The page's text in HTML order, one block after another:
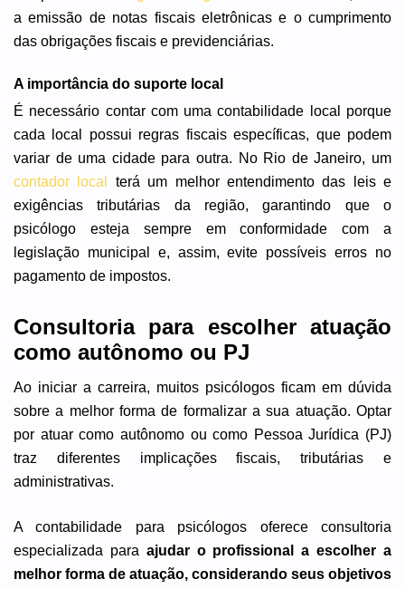
a emissão de notas fiscais eletrônicas e o cumprimento
das obrigações fiscais e previdenciárias.
A importância do suporte local
É necessário contar com uma contabilidade local porque
cada local possui regras fiscais específicas, que podem
variar de uma cidade para outra. No Rio de Janeiro, um
contador local
terá um melhor entendimento das leis e
exigências tributárias da região, garantindo que o
psicólogo esteja sempre em conformidade com a
legislação municipal e, assim, evite possíveis erros no
pagamento de impostos.
Consultoria para escolher atuação
como autônomo ou PJ
Ao iniciar a carreira, muitos psicólogos ficam em dúvida
sobre a melhor forma de formalizar a sua atuação. Optar
por atuar como autônomo ou como Pessoa Jurídica (PJ)
traz diferentes implicações fiscais, tributárias e
administrativas.
A contabilidade para psicólogos oferece consultoria
especializada para ajudar o profissional a escolher a
melhor forma de atuação, considerando seus objetivos